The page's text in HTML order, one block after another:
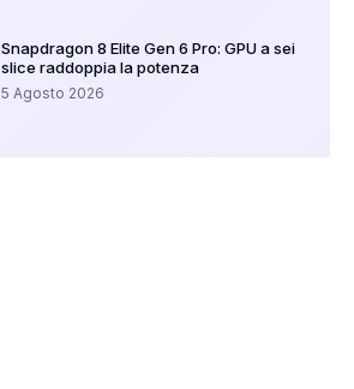
Snapdragon 8 Elite Gen 6 Pro: GPU a sei
slice raddoppia la potenza
5 Agosto 2026